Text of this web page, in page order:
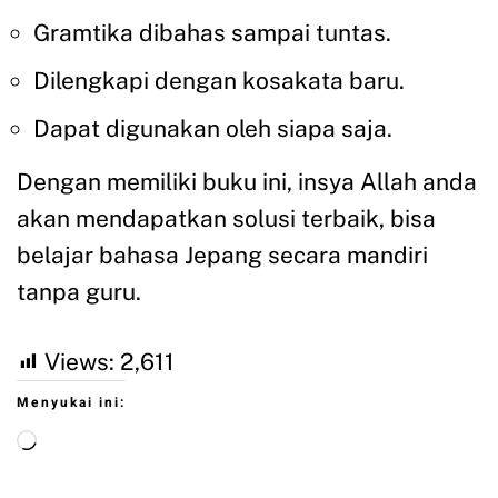
Gramtika dibahas sampai tuntas.
Dilengkapi dengan kosakata baru.
Dapat digunakan oleh siapa saja.
Dengan memiliki buku ini, insya Allah anda
akan mendapatkan solusi terbaik, bisa
belajar bahasa Jepang secara mandiri
tanpa guru.
Views: 2,611
Menyukai ini: